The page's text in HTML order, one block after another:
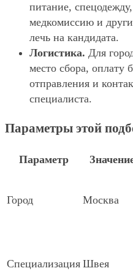
питание,
медкомиссию и
лечь на кандидата.
Логистика. Для
место сбора, оплату
отправления и
специалиста.
Параметры этой
Параметр
Город Москва
Специализация Швея